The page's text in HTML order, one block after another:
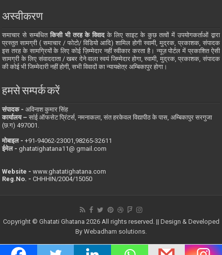
अस्वीकरण
समाचार से सम्बंधितकिसी भी तरह के विवादके लिए साइट के कुछ तत्वों में उपयोगकर्ताओं द्वारा
प्रस्तुत सामग्री ( समाचार / फोटो/ विडियो आदि) शामिल होगी स्वामी, मुद्रक, प्रकाशक, संपादक
इस तरह के सामग्रियों के लिए कोई ज़िम्मेदार नहीं स्वीकार करता है। न्यूज़ पोर्टल में प्रकाशित ऐसी
सामग्री के लिए संवाददाता / खबर देने वाला स्वयं जिम्मेदार होगा, स्वामी, मुद्रक, प्रकाशक, संपादक
की कोई भी जिम्मेदारी नहीं होगी, सभी विवादों का न्यायक्षेत्र अम्बिकापुर होगा।
हमसे सम्पर्क करें
संपादक -अविनाश कुमार सिंह
कार्यालय –सांई ऑफसेट प्रिंटर्स, नमनाकला, संत हरकेवल विद्यापीठ के पास, अम्बिकापुर सरगुजा
(छ.ग) 497001.
मोबाइल - ‪+91-94062-23001‬,98265-32611
ईमेल -ghatatighatana11@ gmail.com
Website -www.ghatatighatana.com
Reg.No. -CHHHIN/2004/15050
Copyright © Ghatati Ghatana 2026 All rights reserved. || Design & Developed
By Webadham solutions.